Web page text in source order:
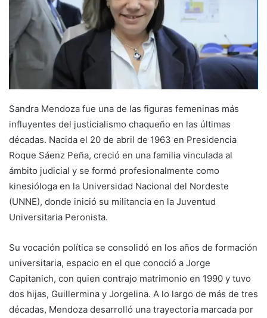
Sandra Mendoza fue una de las figuras femeninas más
influyentes del justicialismo chaqueño en las últimas
décadas. Nacida el 20 de abril de 1963 en Presidencia
Roque Sáenz Peña, creció en una familia vinculada al
ámbito judicial y se formó profesionalmente como
kinesióloga en la Universidad Nacional del Nordeste
(UNNE), donde inició su militancia en la Juventud
Universitaria Peronista.
Su vocación política se consolidó en los años de formación
universitaria, espacio en el que conoció a Jorge
Capitanich, con quien contrajo matrimonio en 1990 y tuvo
dos hijas, Guillermina y Jorgelina. A lo largo de más de tres
décadas, Mendoza desarrolló una trayectoria marcada por